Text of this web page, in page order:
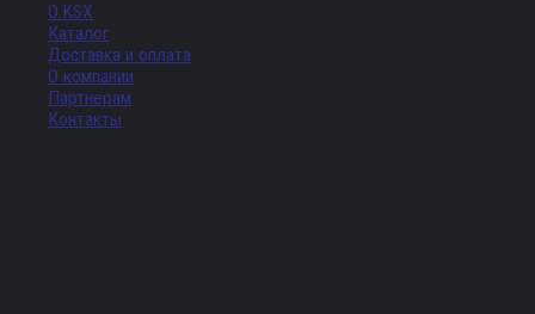
О KSX
Каталог
Доставка и оплата
О компании
Партнерам
Контакты